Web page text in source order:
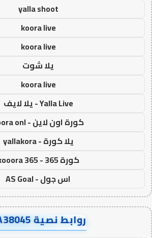
yalla shoot
koora live
koora live
يلا شوت
koora live
Yalla Live - يلا لايف
كورة اون لاين - koora onl
يلا كورة - yallakora
كورة 365 - kooora 365
اس جول - AS Goal
روابط نصية AA38045